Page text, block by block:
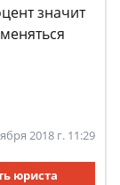
значит
2018 г. 11:29
юриста